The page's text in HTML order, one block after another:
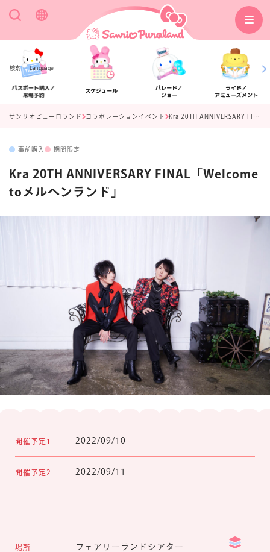
検索 Language
パスポート購入／
来場予約
スケジュール
パレード／
ショー
ライド／
アミューズメント
サービスガイド
よくあるご質問 ニュース
サンリオピューロランド コラボレーションイベント Kra 20TH ANNIVERSARY FINAL「Welcome toメルヘンランド」
事前購入 期間限定
Kra 20TH ANNIVERSARY FINAL「Welcome
toメルヘンランド」
開催予定1 2022/09/10
開催予定2 2022/09/11
場所 フェアリーランドシアター